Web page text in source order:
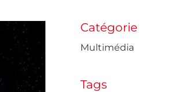
Catégorie
Multimédia
Tags